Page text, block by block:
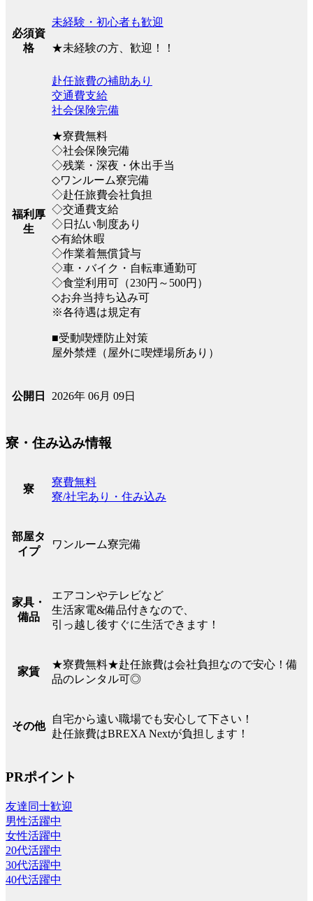
必須資
格
未経験・初心者も歓迎
★未経験の方、歓迎！！
福利厚
生
赴任旅費の補助あり
交通費支給
社会保険完備
★寮費無料
◇社会保険完備
◇残業・深夜・休出手当
◇ワンルーム寮完備
◇赴任旅費会社負担
◇交通費支給
◇日払い制度あり
◇有給休暇
◇作業着無償貸与
◇車・バイク・自転車通勤可
◇食堂利用可（230円～500円）
◇お弁当持ち込み可
※各待遇は規定有
■受動喫煙防止対策
屋外禁煙（屋外に喫煙場所あり）
公開日 2026年 06月 09日
寮・住み込み情報
寮
寮費無料
寮/社宅あり・住み込み
部屋タ
イプ
ワンルーム寮完備
家具・
備品
エアコンやテレビなど
生活家電&備品付きなので、
引っ越し後すぐに生活できます！
家賃
★寮費無料★赴任旅費は会社負担なので安心！備
品のレンタル可◎
その他
自宅から遠い職場でも安心して下さい！
赴任旅費はBREXA Nextが負担します！
PRポイント
友達同士歓迎
男性活躍中
女性活躍中
20代活躍中
30代活躍中
40代活躍中